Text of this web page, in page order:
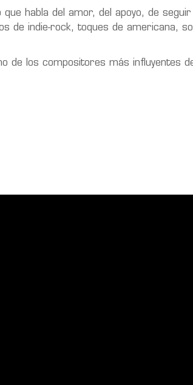
habla del amor, del apoyo, de seguir
de indie-rock, toques de americana,
de los compositores más influyentes